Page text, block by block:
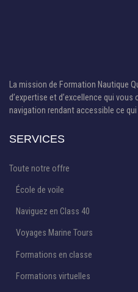
La mission de Formation Nautique
d’expertise et d’excellence qui
navigation rendant accessible ce
SERVICES
Toute notre offre
École de voile
Naviguez en Class 40
Voyages Marine Tours
Formations en classe
Formations virtuelles